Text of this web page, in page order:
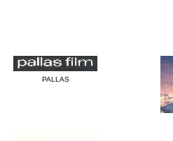
PALLAS